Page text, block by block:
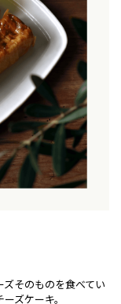
そのものを食べてい
ズケーキ。